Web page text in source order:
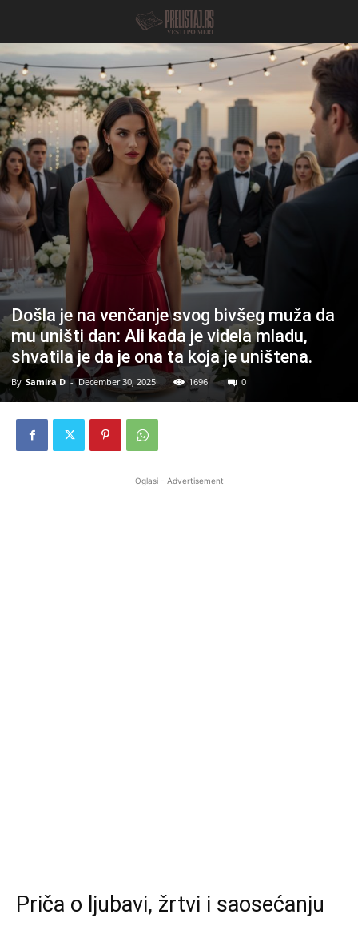
Došla je na venčanje svog bivšeg muža da
mu uništi dan: Ali kada je videla mladu,
shvatila je da je ona ta koja je uništena.
By Samira D - December 30, 2025 1696 0
Oglasi - Advertisement
Priča o ljubavi, žrtvi i saosećanju